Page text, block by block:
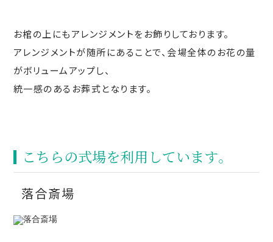
お棺の上にもアレンジメントをお飾りしております。
アレンジメントが随所にあることで、会場全体のお花の量
がボリュームアップし、
統一感のあるお葬式となります。
こちらの式場を利⽤しています。
落合斎場